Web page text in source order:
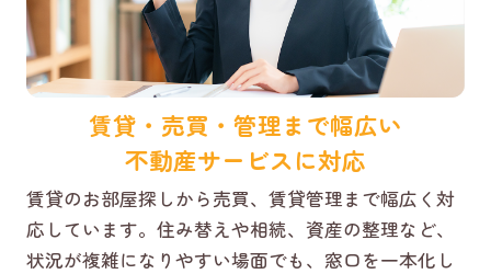
賃貸・売買・管理まで幅広い
不動産サービスに対応
賃貸のお部屋探しから売買、賃貸管理まで幅広く対
応しています。住み替えや相続、資産の整理など、
状況が複雑になりやすい場面でも、窓口を一本化し